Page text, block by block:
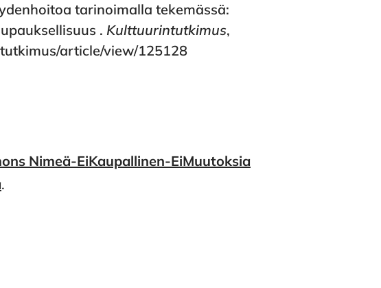
tarinoimalla tekemässä:
. Kulttuurintutkimus,
article/view/125128
Nimeä-EiKaupallinen-EiMuutoksia
.